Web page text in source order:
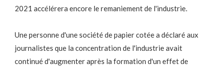
2021 accélérera encore le remaniement de l'industrie.
Une personne d'une société de papier cotée a déclaré aux
journalistes que la concentration de l'industrie avait
continué d'augmenter après la formation d'un effet de